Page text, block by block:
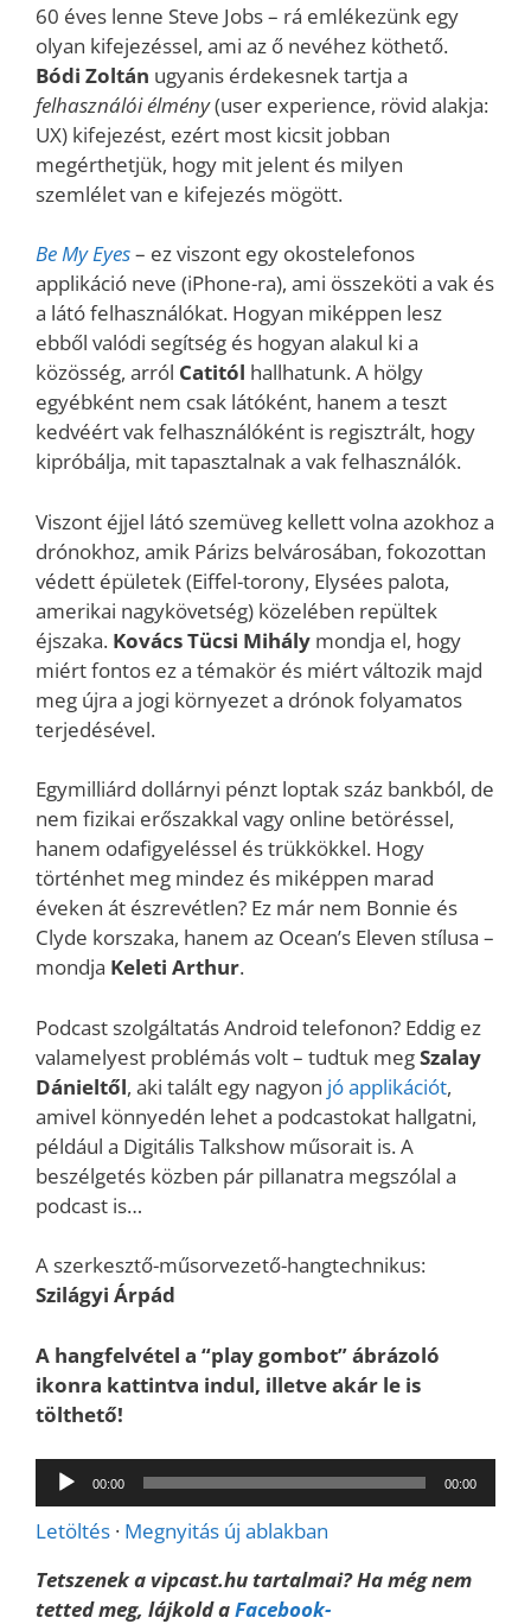
60 éves lenne Steve Jobs – rá emlékezünk egy
olyan kifejezéssel, ami az ő nevéhez köthető.
Bódi Zoltán ugyanis érdekesnek tartja a
felhasználói élmény(user experience, rövid alakja:
UX) kifejezést, ezért most kicsit jobban
megérthetjük, hogy mit jelent és milyen
szemlélet van e kifejezés mögött.
Be My Eyes– ez viszont egy okostelefonos
applikáció neve (iPhone-ra), ami összeköti a vak és
a látó felhasználókat. Hogyan miképpen lesz
ebből valódi segítség és hogyan alakul ki a
közösség, arról Catitól hallhatunk. A hölgy
egyébként nem csak látóként, hanem a teszt
kedvéért vak felhasználóként is regisztrált, hogy
kipróbálja, mit tapasztalnak a vak felhasználók.
Viszont éjjel látó szemüveg kellett volna azokhoz a
drónokhoz, amik Párizs belvárosában, fokozottan
védett épületek (Eiffel-torony, Elysées palota,
amerikai nagykövetség) közelében repültek
éjszaka. Kovács Tücsi Mihály mondja el, hogy
miért fontos ez a témakör és miért változik majd
meg újra a jogi környezet a drónok folyamatos
terjedésével.
Egymilliárd dollárnyi pénzt loptak száz bankból, de
nem fizikai erőszakkal vagy online betöréssel,
hanem odafigyeléssel és trükkökkel. Hogy
történhet meg mindez és miképpen marad
éveken át észrevétlen? Ez már nem Bonnie és
Clyde korszaka, hanem az Ocean’s Eleven stílusa –
mondja Keleti Arthur.
Podcast szolgáltatás Android telefonon? Eddig ez
valamelyest problémás volt – tudtuk megSzalay
Dánieltől, aki talált egy nagyon jó applikációt,
amivel könnyedén lehet a podcastokat hallgatni,
például a Digitális Talkshow műsorait is. A
beszélgetés közben pár pillanatra megszólal a
podcast is…
A szerkesztő-műsorvezető-hangtechnikus:
Szilágyi Árpád
A hangfelvétel a “play gombot” ábrázoló
ikonra kattintva indul, illetve akár le is
tölthető!
Audió
lejátszó
00:00 00:00
Letöltés · Megnyitás új ablakban
Tetszenek a vipcast.hu tartalmai? Ha még nem
tetted meg, lájkold aFacebook-